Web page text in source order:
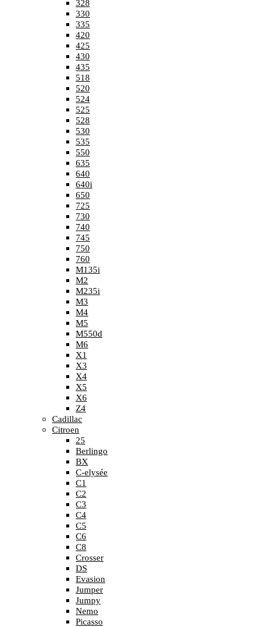
328
330
335
420
425
430
435
518
520
524
525
528
530
535
550
635
640
640i
650
725
730
740
745
750
760
M135i
M2
M235i
M3
M4
M5
M550d
M6
X1
X3
X4
X5
X6
Z4
Cadillac
Citroen
25
Berlingo
BX
C-elysée
C1
C2
C3
C4
C5
C6
C8
Crosser
DS
Evasion
Jumper
Jumpy
Nemo
Picasso